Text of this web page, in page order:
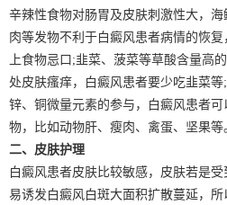
辛辣性食物对肠胃及皮肤刺激性大，
肉等发物不利于白癜风患者病情的恢
上食物忌口;韭菜、菠菜等草酸含量高
处皮肤瘙痒，白癜风患者要少吃韭菜
锌、铜微量元素的参与，白癜风患者
物，比如动物肝、瘦肉、禽蛋、坚果等
二、皮肤护理
白癜风患者皮肤比较敏感，皮肤若是
易诱发白癜风白斑大面积扩散蔓延，